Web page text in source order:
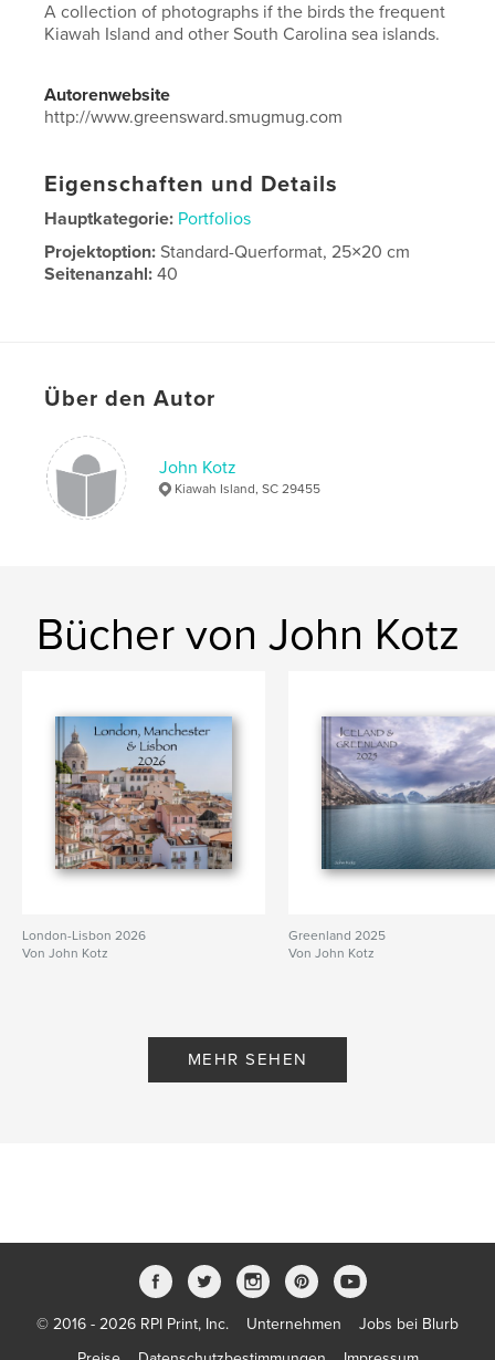
A collection of photographs if the birds the frequent
Kiawah Island and other South Carolina sea islands.
Autorenwebsite
http://www.greensward.smugmug.com
Eigenschaften und Details
Hauptkategorie: Portfolios
Projektoption:Standard-Querformat, 25×20 cm
Seitenanzahl:40
birds , sea islands
Über den Autor
John Kotz
Kiawah Island, SC 29455
Bücher von John Kotz
London-Lisbon 2026
Von John Kotz
Greenland 2025
Von John Kotz
MEHR SEHEN
© 2016 - 2026 RPI Print, Inc. Unternehmen
Jobs bei Blurb